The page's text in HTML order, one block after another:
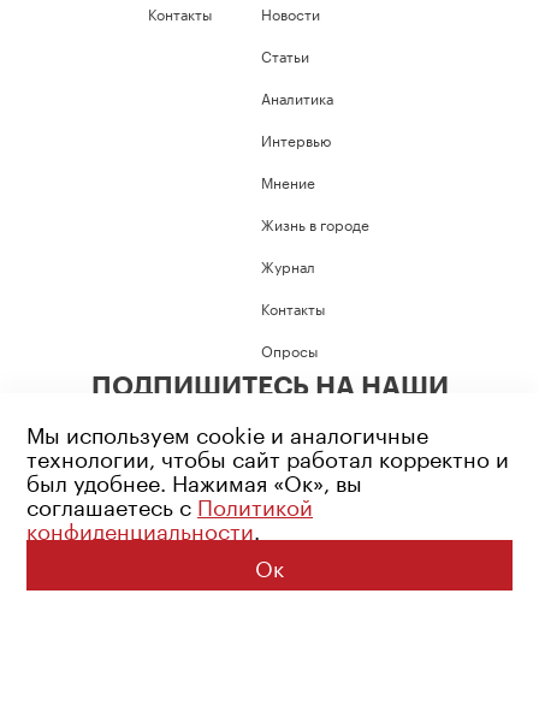
Контакты
Новости
Статьи
Аналитика
Интервью
Мнение
Жизнь в городе
Журнал
Контакты
Опросы
ПОДПИШИТЕСЬ НА НАШИ
Возрастное ограничение: 16+
Политика конфиденциальности
© 2026 Все права защищены
Мы используем cookie и аналогичные
технологии, чтобы сайт работал корректно и
был удобнее. Нажимая «Ок», вы
соглашаетесь с Политикой
конфиденциальности.
Ок